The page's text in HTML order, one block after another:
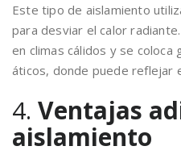
Este tipo de aislamiento
para desviar el calor
en climas cálidos y se
áticos, donde puede reflejar
4. Ventajas
aislamiento